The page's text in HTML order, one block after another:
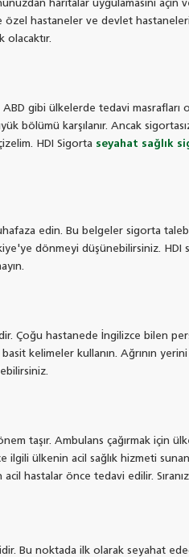
haritalar uygulamasını
hastaneler ve devlet
olacaktır.
ABD gibi ülkelerde tedavi
bölümü karşılanır. Ancak
HDI Sigorta seyahat sağlık
edin. Bu belgeler sigorta
dönmeyi düşünebilirsiniz. HDI
Çoğu hastanede İngilizce bilen
kelimeler kullanın. Ağrının
taşır. Ambulans çağırmak
ilgili ülkenin acil sağlık hizmeti
hastalar önce tedavi edilir.
Bu noktada ilk olarak seyahat